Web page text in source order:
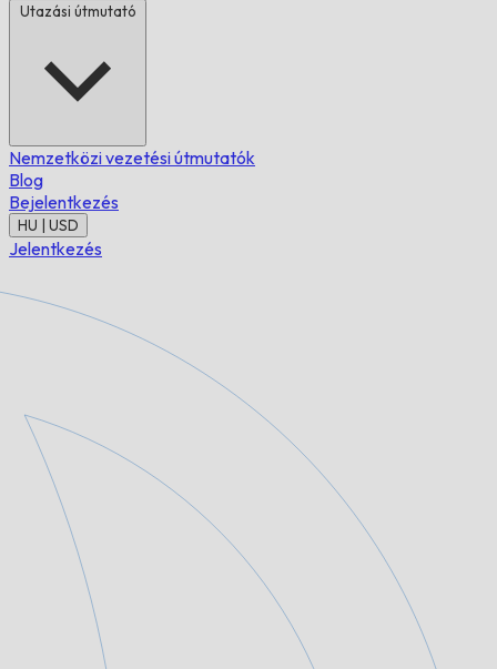
Utazási útmutató
Nemzetközi vezetési útmutatók
Blog
Bejelentkezés
HU | USD
Jelentkezés